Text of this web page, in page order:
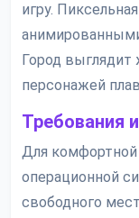
игру.
Город
персонажей
Требования
Для комфортной
операционной
свободного